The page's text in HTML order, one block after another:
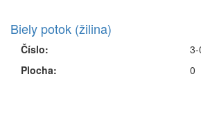
Biely potok (žilina)
Číslo:
Plocha:
0